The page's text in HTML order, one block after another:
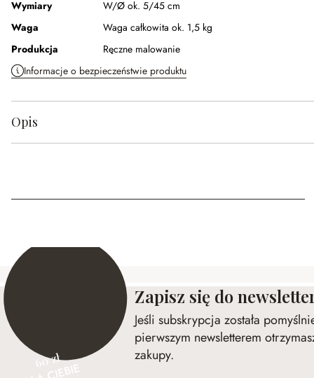
Wymiary
W/Ø ok. 5/45 cm
Waga
Waga całkowita ok. 1,5 kg
Produkcja
Ręczne malowanie
Informacje o bezpieczeństwie produktu
Opis
60 zł
Zapisz się do
Jeśli subskrypcja została
pierwszym newsletterem
zakupy.